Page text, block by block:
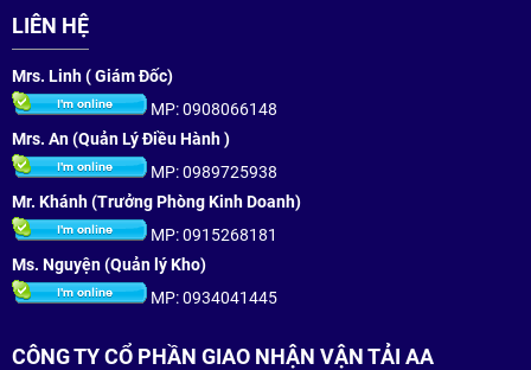
LIÊN HỆ
Mrs. Linh ( Giám Đốc)
MP: 0908066148
Mrs. An (Quản Lý Điều Hành )
MP: 0989725938
Mr. Khánh (Trưởng Phòng Kinh Doanh)
MP: 0915268181
Ms. Nguyện (Quản lý Kho)
MP: 0934041445
CÔNG TY CỔ PHẦN GIAO NHẬN VẬN TẢI AA